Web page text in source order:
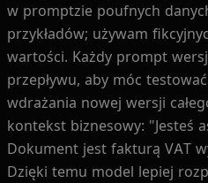
w promptzie poufnych
przykładów; używam
wartości. Każdy prompt
przepływu, aby móc
wdrażania nowej wersji
kontekst biznesowy: "Jesteś
Dokument jest fakturą VAT
Dzięki temu model lepiej